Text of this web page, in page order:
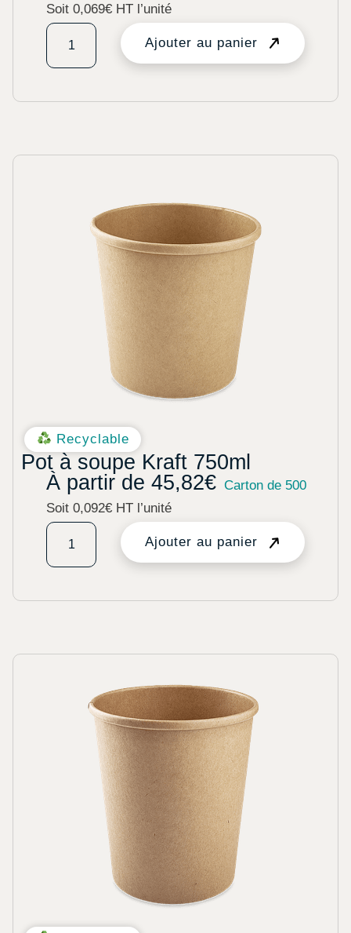
Soit 0,069€ HT l’unité
Ajouter au panier
Recyclable
Pot à soupe Kraft 750ml
À partir de 45,82€
Soit 0,092€ HT l’unité
Carton de 500
Ajouter au panier